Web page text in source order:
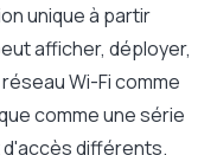
unique à partir
afficher, déployer,
Wi-Fi comme
comme une série
différents.